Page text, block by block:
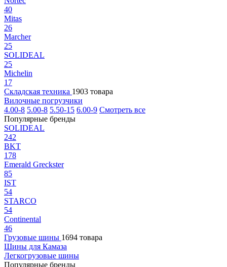
40
Mitas
26
Marcher
25
SOLIDEAL
25
Michelin
17
Складская техника 1903 товара
Вилочные погрузчики
4.00-8 5.00-8 5.50-15 6.00-9 Смотреть все
Популярные бренды
SOLIDEAL
242
BKT
178
Emerald Greckster
85
IST
54
STARCO
54
Continental
46
Грузовые шины 1694 товара
Шины для Камаза
Легкогрузовые шины
Популярные бренды